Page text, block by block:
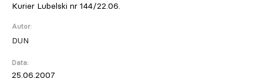
Kurier Lubelski nr 144/22.06.
Autor:
DUN
Data:
25.06.2007